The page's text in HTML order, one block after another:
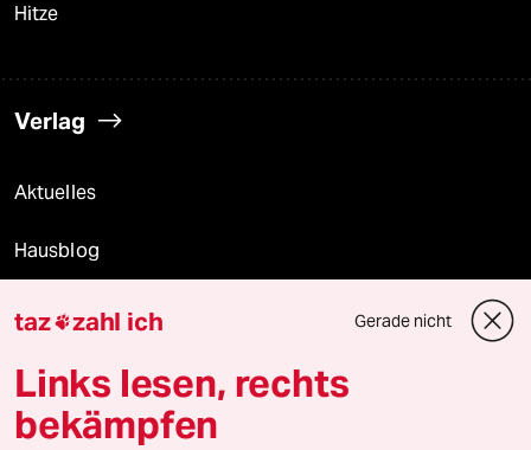
Hitze
Verlag
Aktuelles
Hausblog
Die Seitenwende
Stellen
Presse
taz zahl ich Gerade nicht
Links lesen, rechts
bekämpfen